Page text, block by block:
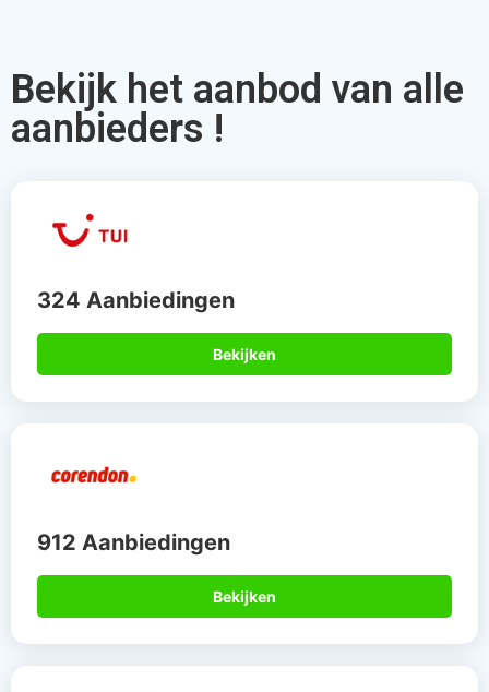
Bekijk het aanbod van alle
aanbieders !
324 Aanbiedingen
Bekijken
912 Aanbiedingen
Bekijken